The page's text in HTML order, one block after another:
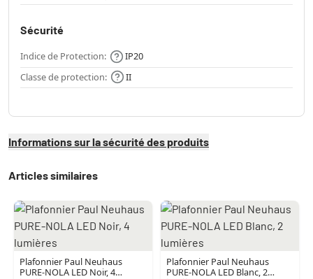
Sécurité
Indice de Protection:
IP20
Classe de protection:
II
Informations sur la sécurité des produits
Articles similaires
Plafonnier Paul Neuhaus
PURE-NOLA LED Noir, 4
Plafonnier Paul Neuhaus
PURE-NOLA LED Blanc, 2